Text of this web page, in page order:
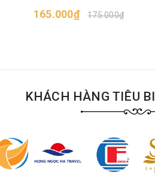
165.000₫ 175.000₫
KHÁCH HÀNG TIÊU